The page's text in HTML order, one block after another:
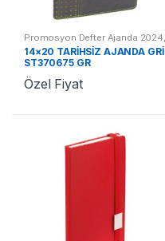
Promosyon Defter Ajanda 2024
Promosyon 2024 Ajandalar
14×20 TARİHSİZ AJANDA GRİ
ST370675 GR
Özel Fiyat